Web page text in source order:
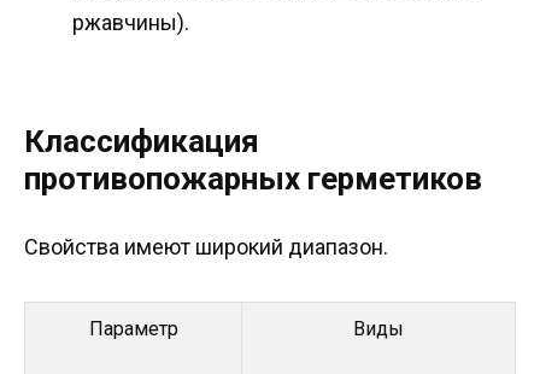
ржавчины).
Классификация
противопожарных герметиков
Свойства имеют широкий диапазон.
Параметр Виды